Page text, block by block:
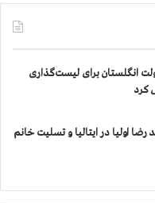
انگلستان برای لیست‌گذاری
کرد
اولیا در ایتالیا و تسلیت خانم